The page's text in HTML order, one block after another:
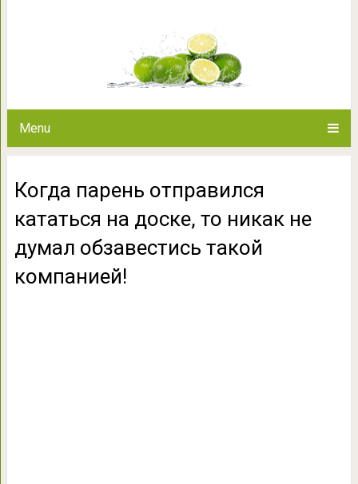
Menu
думал
Когда парень отправился
кататься на доске, то никак не
думал обзавестись такой
компанией!